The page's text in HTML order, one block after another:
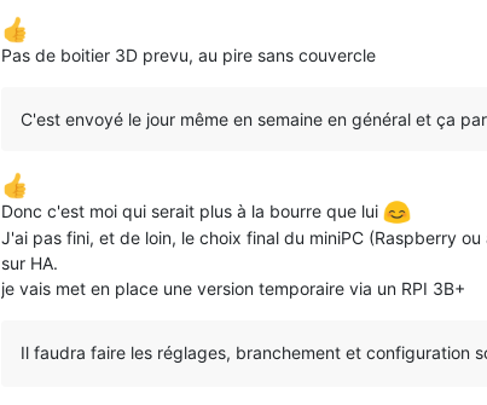
Pas de boitier 3D prevu, au pire sans couvercle
C'est envoyé le jour même en semaine en général et ça
Donc c'est moi qui serait plus à la bourre que lui
J'ai pas fini, et de loin, le choix final du miniPC (Raspberry
sur HA.
je vais met en place une version temporaire via un RPI 3B+
Il faudra faire les réglages, branchement et configuration